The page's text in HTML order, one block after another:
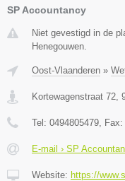
SP Accountancy
Niet gevestigd in de
Henegouwen.
Oost-Vlaanderen »
Kortewagenstraat 72
Tel: 0494805479 , Fax:
E-mail › SP
Website: https://